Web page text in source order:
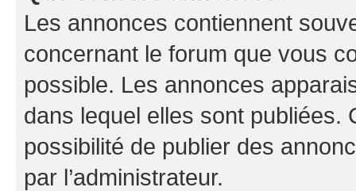
Les annonces contiennent
concernant le forum que vous
possible. Les annonces
dans lequel elles sont publiées.
possibilité de publier des
par l’administrateur.